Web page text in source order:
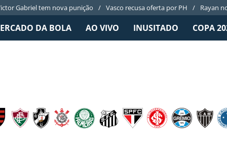
Gabriel tem nova punição Vasco recusa oferta por PH Rayan
DA BOLA AO VIVO INUSITADO COPA